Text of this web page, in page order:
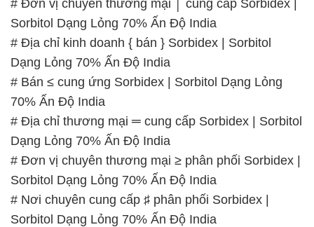
# Đơn vị chuyên thương mại │ cung cấp Sorbidex |
Sorbitol Dạng Lỏng 70% Ấn Độ India
# Địa chỉ kinh doanh { bán } Sorbidex | Sorbitol
Dạng Lỏng 70% Ấn Độ India
# Bán ≤ cung ứng Sorbidex | Sorbitol Dạng Lỏng
70% Ấn Độ India
# Địa chỉ thương mại ═ cung cấp Sorbidex | Sorbitol
Dạng Lỏng 70% Ấn Độ India
# Đơn vị chuyên thương mại ≥ phân phối Sorbidex |
Sorbitol Dạng Lỏng 70% Ấn Độ India
# Nơi chuyên cung cấp ♯ phân phối Sorbidex |
Sorbitol Dạng Lỏng 70% Ấn Độ India